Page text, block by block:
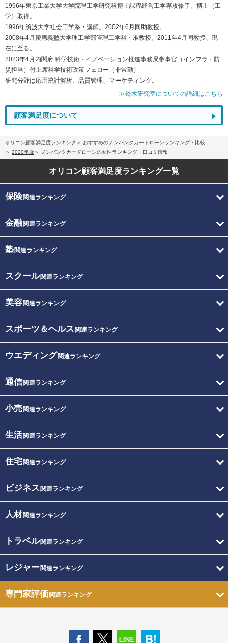
1996年東京工業大学大学院理工学研究科博士課程経営工学専攻修了。博士（工
学）取得。
1996年筑波大学社会工学系・講師。2002年6月同助教授。
2008年4月慶應義塾大学理工学部管理工学科・准教授。2011年4月同教授、現
在に至る。
2023年4月内閣府 科学技術・イノベーション推進事務局参事官（インフラ・防
災担当）付上席科学技術政策フェロー（非常勤）
研究分野は応用統計解析、品質管理、マーケティング。
≫鈴木研究室についての詳細はこちら
顧客満足度について
オリコン顧客満足度ランキング
おすすめのノンバンクカードローンランキング・比較
2020年版
ノンバンクカードローンの女性ランキング・口コミ情報
オリコン顧客満足度ランキング一覧
保険関連ランキング
金融関連ランキング
塾関連ランキング
スクール関連ランキング
美容関連ランキング
スポーツ＆ヘルス 関連ランキング
ウエディング関連ランキング
通信関連ランキング
小売関連ランキング
生活関連ランキング
住宅関連ランキング
ビジネス 関連ランキング
人材関連ランキング
トラベル関連ランキング
レジャー関連ランキング
専門家評価関連ランキング